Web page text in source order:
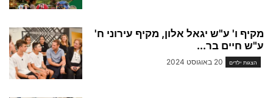
מקיף ו' ע"ש יגאל אלון, מקיף עירוני ח'
ע"ש חיים בר...
הצגות ילדים 20 באוגוסט 2024